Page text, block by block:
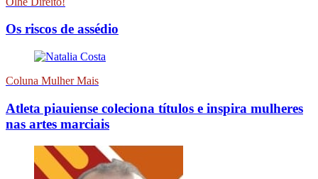
Os riscos de assédio
Coluna Mulher Mais
Atleta piauiense coleciona títulos e inspira mulheres
nas artes marciais